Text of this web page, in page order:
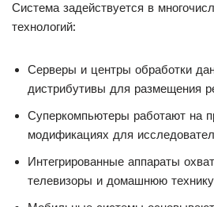
Система задействуется в
технологий:
Серверы и центры обработки
дистрибутивы для размещения
Суперкомпьютеры работают на
модификациях для
Интегрированные аппараты
телевизоры и домашнюю